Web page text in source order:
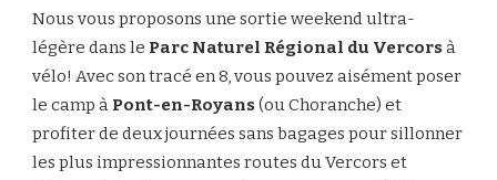
Nous vous proposons une sortie weekend ultra-
légère dans le Parc Naturel Régional du Vercorsà
vélo! Avec son tracé en 8, vous pouvez aisément poser
le camp à Pont-en-Royans(ou Choranche) et
profiter de deux journées sans bagages pour sillonner
les plus impressionnantes routes du Vercors et